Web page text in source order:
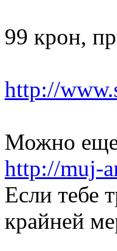
99 крон,
http://
Можно
http://muj-
Если тебе
крайней